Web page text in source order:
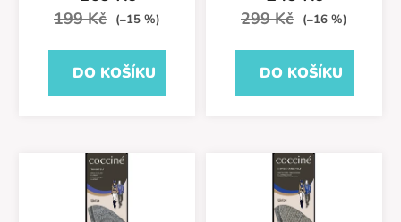
199 Kč (–15 %)
DO KOŠÍKU
5
299 Kč (–16 %)
DO KOŠÍKU